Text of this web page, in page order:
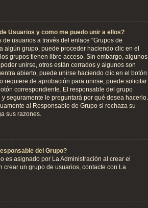
Usuarios y como me puedo unir a ellos?
de usuarios a través del enlace “Grupos de
algún grupo, puede proceder haciendo clic en el
grupos tienen libre acceso. Sin embargo, algunos
unirse, otros están cerrados y algunos son
abierto, puede unirse haciendo clic en el botón
requiere de aprobación para unirse, puede solicitar
correspondiente. El responsable del grupo
seguramente le preguntará por qué desea hacerlo.
al Responsable de Grupo si rechaza su
sus razones.
del Grupo?
es asignado por La Administración al crear el
crear un grupo de usuarios, contacte con La